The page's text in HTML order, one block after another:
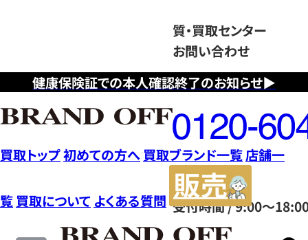
健康保険証での本人確認終了のお知らせ▶
質・買取センター
お問い合わせ
フ
リ
ー
ダ
イ
ヤ
ル
0120604117
受付時間 / 9:00～
買取トップ初めての方へ 買取ブランド一覧店舗一
覧 買取について よくある質問
サ